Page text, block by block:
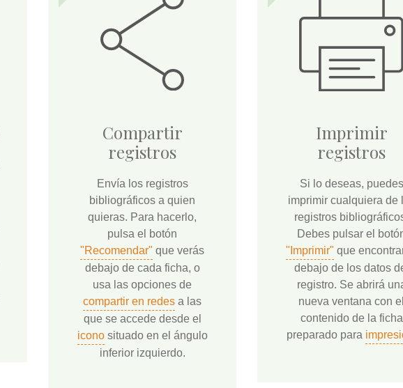
Compartir
registros
Envía los registros
bibliográficos a quien
quieras. Para hacerlo,
pulsa el botón
"Recomendar" que verás
debajo de cada ficha, o
usa las opciones de
compartir en redes a las
que se accede desde el
iconosituado en el ángulo
inferior izquierdo.
Imprimir
registros
Si lo deseas, puedes
imprimir cualquiera de
registros
Debes pulsar el
"Imprimir" que
debajo de los datos
registro. Se abrirá
nueva ventana con
contenido de la ficha
preparado para